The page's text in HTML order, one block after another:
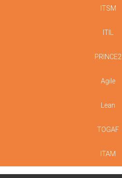
ITSM
ITIL
PRINCE2
Agile
Lean
TOGAF
ITAM